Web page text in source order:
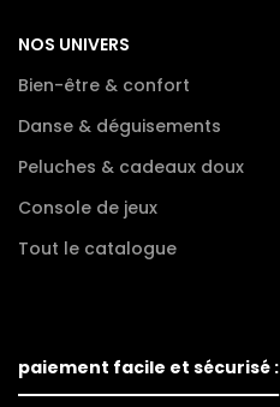
NOS UNIVERS
Bien-être & confort
Danse & déguisements
Peluches & cadeaux doux
Console de jeux
Tout le catalogue
paiement facile et sécurisé :